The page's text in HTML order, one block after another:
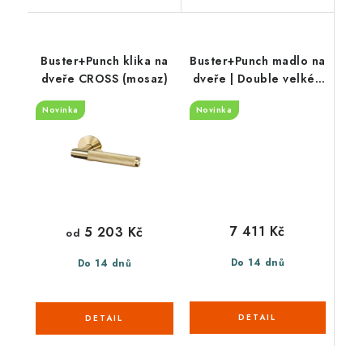
Buster+Punch klika na
dveře CROSS (mosaz)
Novinka
Do 14 dnů
od 5 203 Kč
Buster+Punch madlo na
dveře | Double velké |
Novinka
Do 14 dnů
7 411 Kč